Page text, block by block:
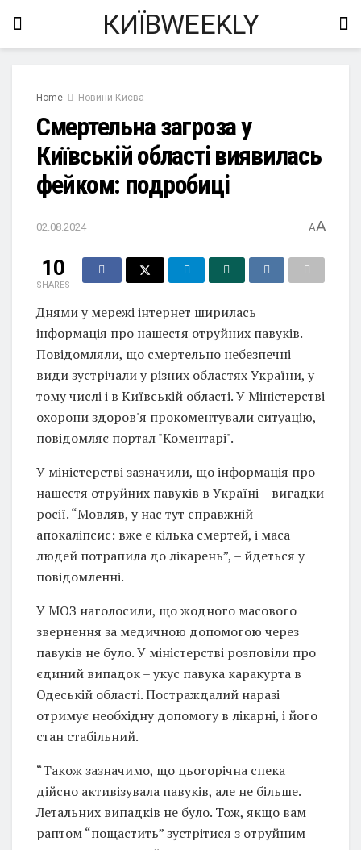
КИЇВWEEKLY
Home Новини Києва
Смертельна загроза у
Київській області виявилась
фейком: подробиці
02.08.2024 AA
10
SHARES
Днями у мережі інтернет ширилась
інформація про нашестя отруйних павуків.
Повідомляли, що смертельно небезпечні
види зустрічали у різних областях України, у
тому числі і в Київській області. У Міністерстві
охорони здоров'я прокоментували ситуацію,
повідомляє портал "Коментарі".
У міністерстві зазначили, що інформація про
нашестя отруйних павуків в Україні – вигадки
росії. “Мовляв, у нас тут справжній
апокаліпсис: вже є кілька смертей, і маса
людей потрапила до лікарень”, – йдеться у
повідомленні.
У МОЗ наголосили, що жодного масового
звернення за медичною допомогою через
павуків не було. У міністерстві розповіли про
єдиний випадок – укус павука каракурта в
Одеській області. Постраждалий наразі
отримує необхідну допомогу в лікарні, і його
стан стабільний.
“Також зазначимо, що цьогорічна спека
дійсно активізувала павуків, але не більше.
Летальних випадків не було. Тож, якщо вам
раптом “пощастить” зустрітися з отруйним